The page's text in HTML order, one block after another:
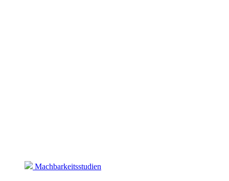
Machbarkeitsstudien